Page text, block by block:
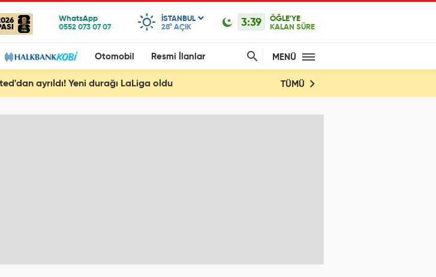
ISTANBUL
28° AÇIK 3:39
ÖĞLE'YE
KALAN SÜRE
Otomobil Resmi İlanlar MENÜ
ayrıldı! Yeni durağı LaLiga oldu TÜMÜ